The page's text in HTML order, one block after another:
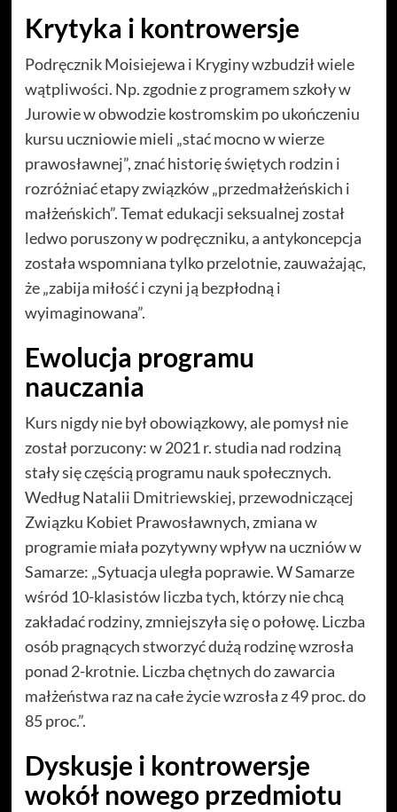
Krytyka i kontrowersje
Podręcznik Moisiejewa i Kryginy wzbudził wiele
wątpliwości. Np. zgodnie z programem szkoły w
Jurowie w obwodzie kostromskim po ukończeniu
kursu uczniowie mieli „stać mocno w wierze
prawosławnej”, znać historię świętych rodzin i
rozróżniać etapy związków „przedmałżeńskich i
małżeńskich”. Temat edukacji seksualnej został
ledwo poruszony w podręczniku, a antykoncepcja
została wspomniana tylko przelotnie, zauważając,
że „zabija miłość i czyni ją bezpłodną i
wyimaginowana”.
Ewolucja programu
nauczania
Kurs nigdy nie był obowiązkowy, ale pomysł nie
został porzucony: w 2021 r. studia nad rodziną
stały się częścią programu nauk społecznych.
Według Natalii Dmitriewskiej, przewodniczącej
Związku Kobiet Prawosławnych, zmiana w
programie miała pozytywny wpływ na uczniów w
Samarze: „Sytuacja uległa poprawie. W Samarze
wśród 10-klasistów liczba tych, którzy nie chcą
zakładać rodziny, zmniejszyła się o połowę. Liczba
osób pragnących stworzyć dużą rodzinę wzrosła
ponad 2-krotnie. Liczba chętnych do zawarcia
małżeństwa raz na całe życie wzrosła z 49 proc. do
85 proc.”.
Dyskusje i kontrowersje
wokół nowego przedmiotu